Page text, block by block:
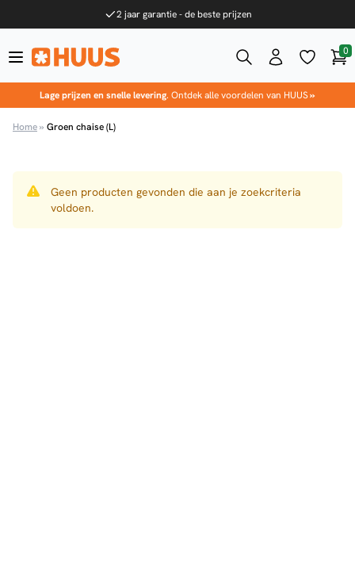
2 jaar garantie - de beste prijzen
0
Lage prijzen en snelle levering. Ontdek alle voordelen van HUUS»
Home» Groen chaise (L)
Geen producten gevonden die aan je zoekcriteria
voldoen.